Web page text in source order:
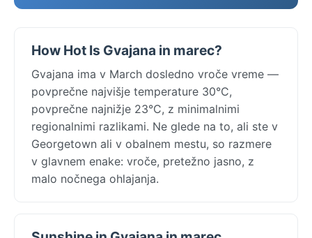
How Hot Is Gvajana in marec?
Gvajana ima v March dosledno vroče vreme —
povprečne najvišje temperature 30°C,
povprečne najnižje 23°C, z minimalnimi
regionalnimi razlikami. Ne glede na to, ali ste v
Georgetown ali v obalnem mestu, so razmere
v glavnem enake: vroče, pretežno jasno, z
malo nočnega ohlajanja.